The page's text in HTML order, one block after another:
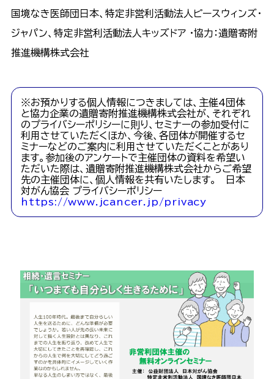
国境なき医師団日本、特定非営利活動法人ピースウィンズ・
ジャパン、特定非営利活動法人キッズドア ・協力：遺贈寄附
推進機構株式会社
※お預かりする個人情報につきましては、主催4団体
と協力企業の遺贈寄附推進機構株式会社が、それぞれ
のプライバシーポリシーに則り、セミナーの参加受付に
利用させていただくほか、今後、各団体が開催するセ
ミナーなどのご案内に利用させていただくことがあり
ます。参加後のアンケートで主催団体の資料を希望い
ただいた際は、遺贈寄附推進機構株式会社からご希望
先の主催団体に、個人情報を共有いたします。 日本
対がん協会 プライバシーポリシー
https://www.jcancer.jp/privacy